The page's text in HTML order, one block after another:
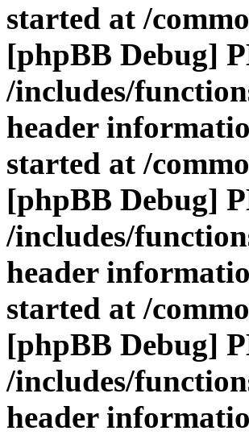
started at /
[phpBB Debug]
/includes/
header
started at /
[phpBB Debug]
/includes/
header
started at /
[phpBB Debug]
/includes/
header